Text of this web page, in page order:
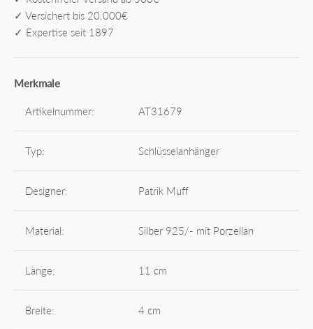
✓ Versichert bis 20.000€
✓ Expertise seit 1897
Merkmale
Artikelnummer: AT31679
Typ: Schlüsselanhänger
Designer: Patrik Muff
Material: Silber 925/- mit Porzellan
Länge: 11 cm
Breite: 4 cm